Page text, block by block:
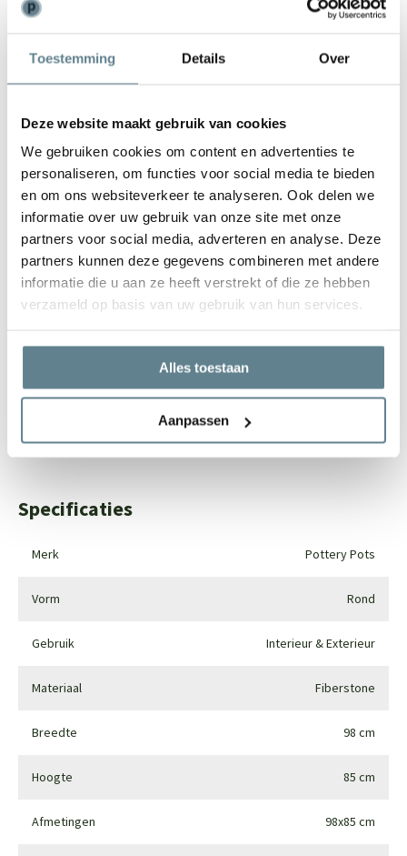
Toestemming Details Over
Deze website maakt gebruik van cookies
We gebruiken cookies om content en advertenties te
personaliseren, om functies voor social media te bieden
en om ons websiteverkeer te analyseren. Ook delen we
informatie over uw gebruik van onze site met onze
partners voor social media, adverteren en analyse. Deze
partners kunnen deze gegevens combineren met andere
informatie die u aan ze heeft verstrekt of die ze hebben
verzameld op basis van uw gebruik van hun services.
Alles toestaan
Aanpassen
Weinig onderhoud
De plantenbak is zeer gemakkelijk in onderhoud. Is de plantenbak
borstel of doek en met lauw water. Gebruik
geen
We staan voor je klaar
Wil je advies of heb je een vraag? Neem contact op met ons
team!
Bel0344-228104
Mailinfo@polyesterplantenbakken.nl
0344-228104
Specificaties
Merk Pottery Pots
Vorm Rond
Gebruik Interieur & Exterieur
Materiaal Fiberstone
Breedte 98 cm
Hoogte 85 cm
Afmetingen 98x85 cm